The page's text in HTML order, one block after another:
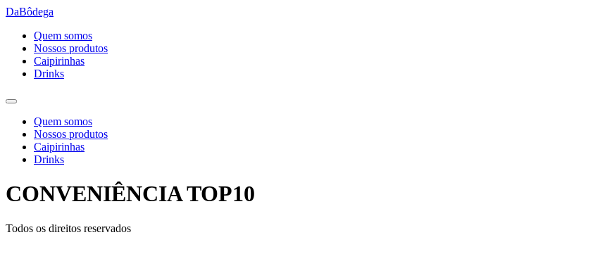
Ir
conteúdo
DaBôdega
Quem somos
Nossos produtos
Caipirinhas
Drinks
Quem somos
Nossos produtos
Caipirinhas
Drinks
CONVENIÊNCIA TOP10
Todos os direitos reservados